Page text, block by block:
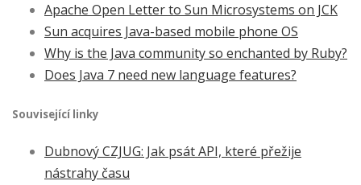
Apache Open Letter to Sun Microsystems on JCK
Sun acquires Java-based mobile phone OS
Why is the Java community so enchanted by Ruby?
Does Java 7 need new language features?
Související linky
Dubnový CZJUG: Jak psát API, které přežije
nástrahy času